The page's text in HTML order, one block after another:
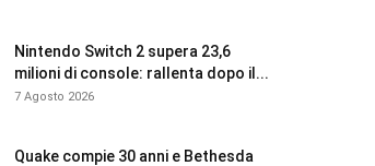
Nintendo Switch 2 supera 23,6
milioni di console: rallenta dopo il...
7 Agosto 2026
Quake compie 30 anni e Bethesda